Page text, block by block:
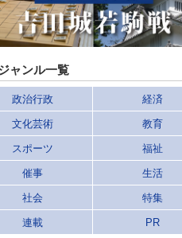
ャンル一覧
政治行政 経済
文化芸術 教育
スポーツ 福祉
催事 生活
社会 特集
連載 PR